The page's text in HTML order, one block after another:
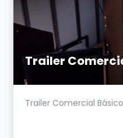
Trailer
Trailer Comercial